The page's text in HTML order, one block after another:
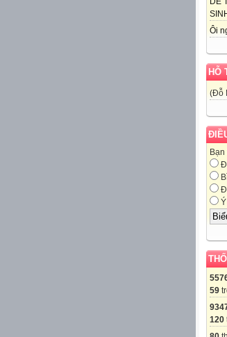
Ôi
HỖ
(Đỗ
59
120